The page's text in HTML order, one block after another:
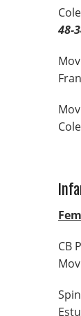
48-
CB